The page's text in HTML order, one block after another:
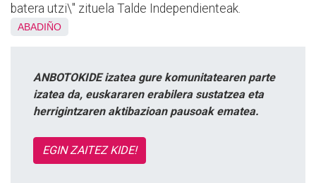
batera utzi\" zituela Talde Independienteak.
ABADIÑO
ANBOTOKIDE izatea gure komunitatearen parte
izatea da, euskararen erabilera sustatzea eta
herrigintzaren aktibazioan pausoak ematea.
EGIN ZAITEZ KIDE!